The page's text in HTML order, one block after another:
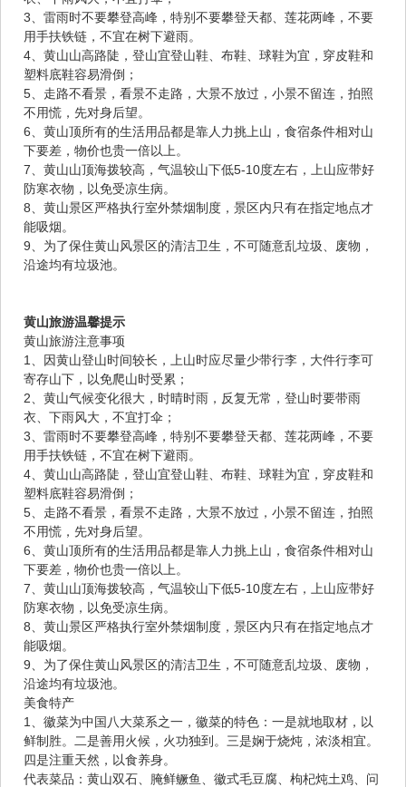
3、雷雨时不要攀登高峰，特别不要攀登天都、莲花两峰，不要
用手扶铁链，不宜在树下避雨。
4、黄山山高路陡，登山宜登山鞋、布鞋、球鞋为宜，穿皮鞋和
塑料底鞋容易滑倒；
5、走路不看景，看景不走路，大景不放过，小景不留连，拍照
不用慌，先对身后望。
6、黄山顶所有的生活用品都是靠人力挑上山，食宿条件相对山
下要差，物价也贵一倍以上。
7、黄山山顶海拨较高，气温较山下低5-10度左右，上山应带好
防寒衣物，以免受凉生病。
8、黄山景区严格执行室外禁烟制度，景区内只有在指定地点才
能吸烟。
9、为了保住黄山风景区的清洁卫生，不可随意乱垃圾、废物，
沿途均有垃圾池。
黄山旅游温馨提示
黄山旅游注意事项
1、因黄山登山时间较长，上山时应尽量少带行李，大件行李可
寄存山下，以免爬山时受累；
2、黄山气候变化很大，时晴时雨，反复无常，登山时要带雨
衣、下雨风大，不宜打伞；
3、雷雨时不要攀登高峰，特别不要攀登天都、莲花两峰，不要
用手扶铁链，不宜在树下避雨。
4、黄山山高路陡，登山宜登山鞋、布鞋、球鞋为宜，穿皮鞋和
塑料底鞋容易滑倒；
5、走路不看景，看景不走路，大景不放过，小景不留连，拍照
不用慌，先对身后望。
6、黄山顶所有的生活用品都是靠人力挑上山，食宿条件相对山
下要差，物价也贵一倍以上。
7、黄山山顶海拨较高，气温较山下低5-10度左右，上山应带好
防寒衣物，以免受凉生病。
8、黄山景区严格执行室外禁烟制度，景区内只有在指定地点才
能吸烟。
9、为了保住黄山风景区的清洁卫生，不可随意乱垃圾、废物，
沿途均有垃圾池。
美食特产
1、徽菜为中国八大菜系之一，徽菜的特色：一是就地取材，以
鲜制胜。二是善用火候，火功独到。三是娴于烧炖，浓淡相宜。
四是注重天然，以食养身。
代表菜品：黄山双石、腌鲜鳜鱼、徽式毛豆腐、枸杞炖土鸡、问